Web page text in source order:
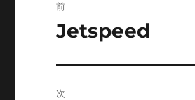
稿
前
前
投
稿:
Jetspeed
次